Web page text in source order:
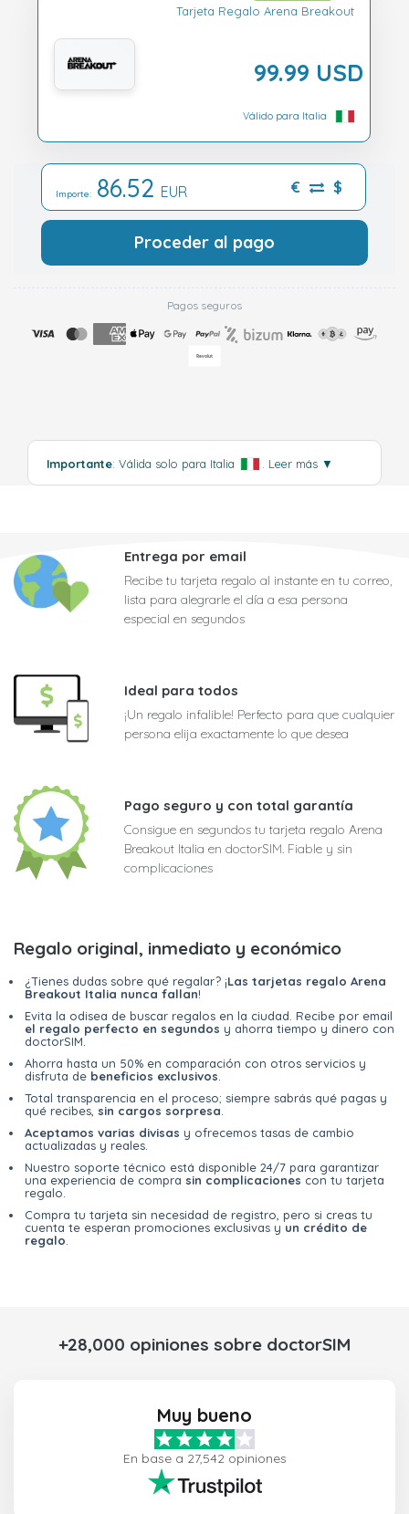
Tarjeta Regalo Arena Breakout
99.99 USD
Válido para Italia
Importe: 86.52 EUR € $
Proceder al pago
Pagos seguros
Importante: Válida solo para Italia Leer más ▼
Entrega por email
Recibe tu tarjeta regalo al instante en tu correo,
lista para alegrarle el día a esa persona
especial en segundos
Ideal para todos
¡Un regalo infalible! Perfecto para que cualquier
persona elija exactamente lo que desea
Pago seguro y con total garantía
Consigue en segundos tu tarjeta regalo Arena
Breakout Italia en doctorSIM. Fiable y sin
complicaciones
Regalo original, inmediato y económico
¿Tienes dudas sobre qué regalar? ¡Las tarjetas regalo Arena
Breakout Italia nunca fallan!
Evita la odisea de buscar regalos en la ciudad. Recibe por email
el regalo perfecto en segundos y ahorra tiempo y dinero con
doctorSIM.
Ahorra hasta un 50% en comparación con otros servicios y
disfruta de beneficios exclusivos
Total transparencia en el proceso; siempre sabrás qué pagas y
qué recibes, sin cargos sorpresa
Aceptamos varias divisas y ofrecemos tasas de cambio
actualizadas y reales.
Nuestro soporte técnico está disponible 24/7 para garantizar
una experiencia de compra sin complicaciones con tu tarjeta
regalo.
Compra tu tarjeta sin necesidad de registro, pero si creas tu
cuenta te esperan promociones exclusivas y un crédito de
regalo
+28,000 opiniones sobre doctorSIM
Muy bueno
En base a 27,542 opiniones